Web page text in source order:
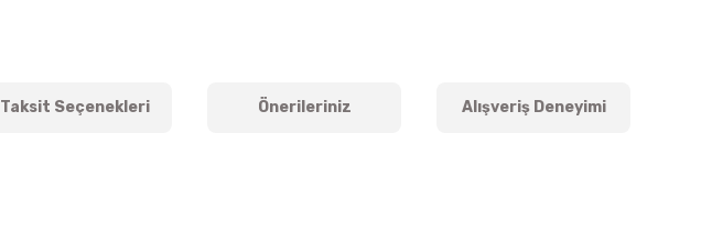
Taksit Seçenekleri Önerileriniz Alışveriş Deneyimi